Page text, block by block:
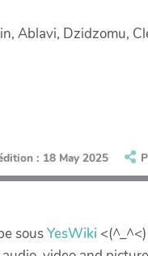
Ablavi, Dzidzomu,
: 18 May 2025
sousYesWiki <(^_^<)